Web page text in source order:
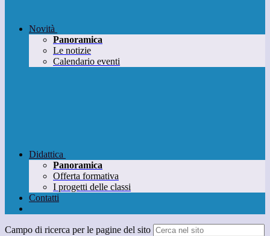
Novità
Panoramica
Le notizie
Calendario eventi
Didattica
Panoramica
Offerta formativa
I progetti delle classi
Contatti
Campo di ricerca per le pagine del sito